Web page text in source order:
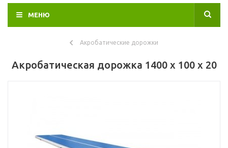
МЕНЮ
Акробатические дорожки
Акробатическая дорожка 1400 x 100 x 20